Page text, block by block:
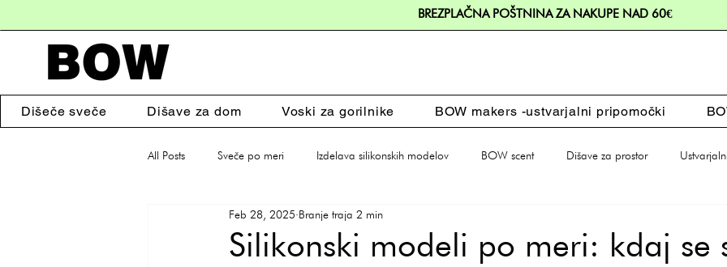
BREZPLAČNA POŠTNINA ZA NAKUPE NAD 60€
Dišeče sveče Dišave za dom Voski za gorilnike BOW makers -ustvarjalni pripomočki
All Posts Sveče po meri Izdelava silikonskih modelov BOW scent Dišave za prostor
Poslovna darila Dišeče sveče Dodatki za dom
Silikonski modeli po meri: kdaj se
Feb 28, 2025 Branje traja 2 min